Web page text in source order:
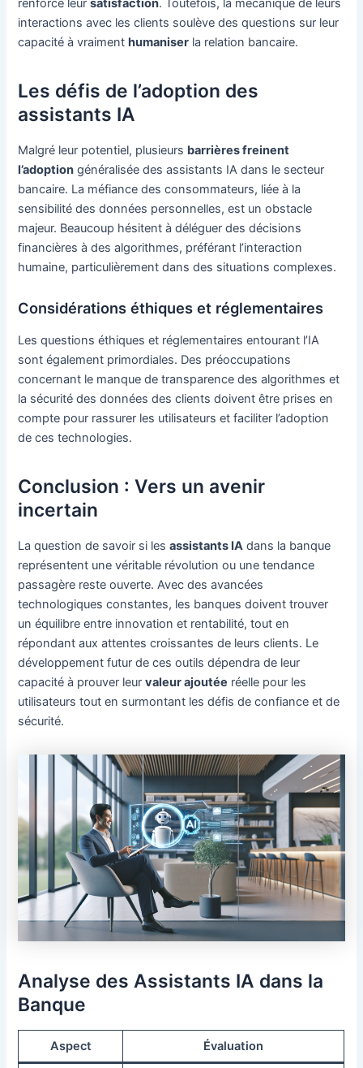
renforce leursatisfaction. Toutefois, la mécanique de leurs
interactions avec les clients soulève des questions sur leur
capacité à vraimenthumaniser la relation bancaire.
Les défis de l’adoption des
assistants IA
Malgré leur potentiel, plusieurs barrières freinent
l’adoption généralisée des assistants IA dans le secteur
bancaire. La méfiance des consommateurs, liée à la
sensibilité des données personnelles, est un obstacle
majeur. Beaucoup hésitent à déléguer des décisions
financières à des algorithmes, préférant l’interaction
humaine, particulièrement dans des situations complexes.
Considérations éthiques et réglementaires
Les questions éthiques et réglementaires entourant l’IA
sont également primordiales. Des préoccupations
concernant le manque de transparence des algorithmes et
la sécurité des données des clients doivent être prises en
compte pour rassurer les utilisateurs et faciliter l’adoption
de ces technologies.
Conclusion : Vers un avenir
incertain
La question de savoir si lesassistants IA dans la banque
représentent une véritable révolution ou une tendance
passagère reste ouverte. Avec des avancées
technologiques constantes, les banques doivent trouver
un équilibre entre innovation et rentabilité, tout en
répondant aux attentes croissantes de leurs clients. Le
développement futur de ces outils dépendra de leur
capacité à prouver leurvaleur ajoutée réelle pour les
utilisateurs tout en surmontant les défis de confiance et de
sécurité.
Analyse des Assistants IA dans la
Banque
Aspect Évaluation